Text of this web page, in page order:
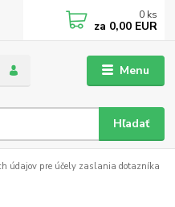
Menu
Hľadať
0 ks
za 0,00 EUR
údajov pre účely zaslania dotazníka